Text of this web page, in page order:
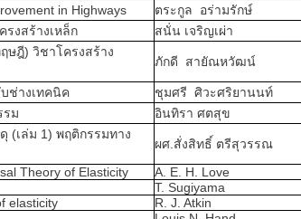
in Highways ตระกูล อร่ามรักษ์
รงสร้างเหล็ก สนั่น เจริญเผ่า
ษฎี) วิชาโครงสร้าง
ภักดี สายัณหวัฒน์
ช่างเทคนิค ชุมศรี ศิวะศริยานนท์
รม อินทิรา ศตสุข
(เล่ม 1) พฤติกรรมทาง
ผศ.สั่งสิทธิ์ ตรีสุวรรณ
Theory of Elasticity A. E. H. Love
T. Sugiyama
elasticity R. J. Atkin